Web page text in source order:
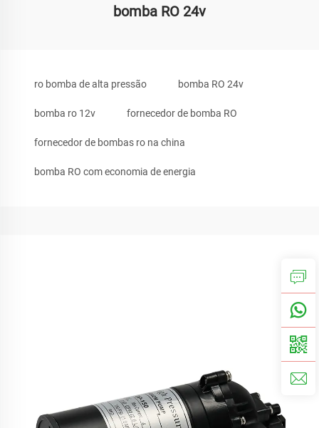
bomba RO 24v
ro bomba de alta pressão bomba RO 24v
bomba ro 12v fornecedor de bomba RO
fornecedor de bombas ro na china
bomba RO com economia de energia